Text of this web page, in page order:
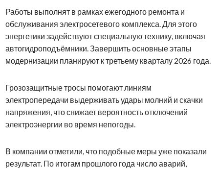
Работы выполнят в рамках ежегодного ремонта и
обслуживания электросетевого комплекса. Для этого
энергетики задействуют специальную технику, включая
автогидроподъёмники. Завершить основные этапы
модернизации планируют к третьему кварталу 2026 года.
Грозозащитные тросы помогают линиям
электропередачи выдерживать удары молний и скачки
напряжения, что снижает вероятность отключений
электроэнергии во время непогоды.
В компании отметили, что подобные меры уже показали
результат. По итогам прошлого года число аварий,